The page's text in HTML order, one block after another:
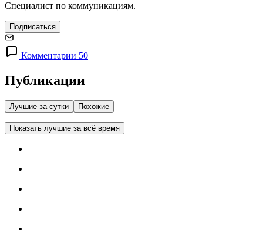
Специалист по коммуникациям.
Подписаться
Комментарии 50
Публикации
Лучшие за сутки Похожие
Показать лучшие за всё время